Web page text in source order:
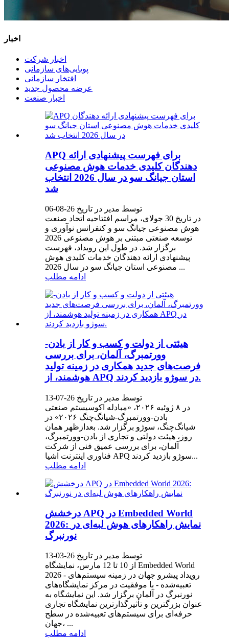
اخبار
اخبار شرکت
پویایی‌های سازمانی
افتخار سازمانی
عرضه محصول جدید
اخبار صنعت
APQ برای فهرست پیشنهادی ارائه
دهندگان کلیدی خدمات هوش مصنوعی
استان جیانگ سو در سال 2026 انتخاب
شد
توسط مدیر در تاریخ 26-08-06
در تاریخ 30 جولای، مراسم افتتاحیه اتحاد صنعت
هوش مصنوعی جیانگ سو و کنفرانس نوآوری و
توسعه صنعتی مبتنی بر هوش مصنوعی 2026
برگزار شد. در طول این رویداد، فهرست
پیشنهادی ارائه دهندگان خدمات کلیدی هوش
مصنوعی استان جیانگ سو در سال 2026 ...
ادامه مطلب
هیئتی از دولت و کسب و کار از بادن-
وورتمبرگ، آلمان، برای بررسی
فرصت‌های جدید همکاری در زمینه تولید
هوشمند، از APQ در سوژو بازدید کردند.
توسط مدیر در تاریخ 26-07-13
در ۸ ژوئیه ۲۰۲۶، «مبادله اکوسیستم صنعتی
بادن-وورتمبرگ-شیانگ‌چنگ ۲۰۲۶» در
شیانگ‌چنگ، سوژو برگزار شد. بعدازظهر همان
روز، هیئت دولتی و تجاری از بادن-وورتمبرگ،
آلمان، برای بررسی عمیق فنی از شرکت
فناوری اینترنت اشیا APQ سوژو بازدید کردند...
ادامه مطلب
درخشش APQ در Embedded World
2026: نمایش راهکارهای هوش لبه‌ای در
نورنبرگ
توسط مدیر در تاریخ 26-03-13
از 10 تا 12 مارس، نمایشگاه Embedded World
2026 - رویداد پیشرو جهان در زمینه سیستم‌های
تعبیه‌شده - با موفقیت در مرکز نمایشگاه‌های
نورنبرگ در آلمان برگزار شد. این نمایشگاه به
عنوان بزرگترین و تأثیرگذارترین نمایشگاه تجاری
حرفه‌ای برای سیستم‌های تعبیه‌شده در سطح
جهان، ...
ادامه مطلب